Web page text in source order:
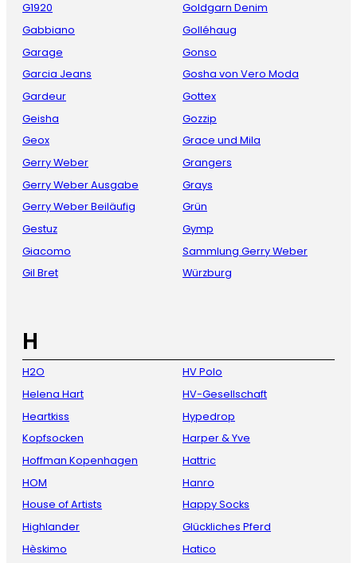
G1920
Gabbiano
Garage
Garcia Jeans
Gardeur
Geisha
Geox
Gerry Weber
Gerry Weber Ausgabe
Gerry Weber Beiläufig
Gestuz
Giacomo
Gil Bret
Goldgarn Denim
Golléhaug
Gonso
Gosha von Vero Moda
Gottex
Gozzip
Grace und Mila
Grangers
Grays
Grün
Gymp
Sammlung Gerry Weber
Würzburg
H
H2O
Helena Hart
Heartkiss
Kopfsocken
Hoffman Kopenhagen
HOM
House of Artists
Highlander
Hèskimo
HV Polo
HV-Gesellschaft
Hypedrop
Harper & Yve
Hattric
Hanro
Happy Socks
Glückliches Pferd
Hatico